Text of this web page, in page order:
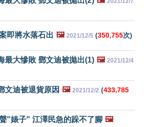
即將水落石出 🖼️ 2021/12/5 (350,755次)
最大慘敗 鄧文迪被拋出(1) 🖼️ 2021/12/4
文迪被退貨原因 🖼️ 2021/12/2 (433,785
"婊子" 江澤民急的跺不了腳 🖼️